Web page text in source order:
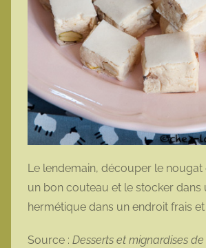
Le lendemain, découper le nougat
un bon couteau et le stocker dans
hermétique dans un endroit frais et
Source : Desserts et mignardises